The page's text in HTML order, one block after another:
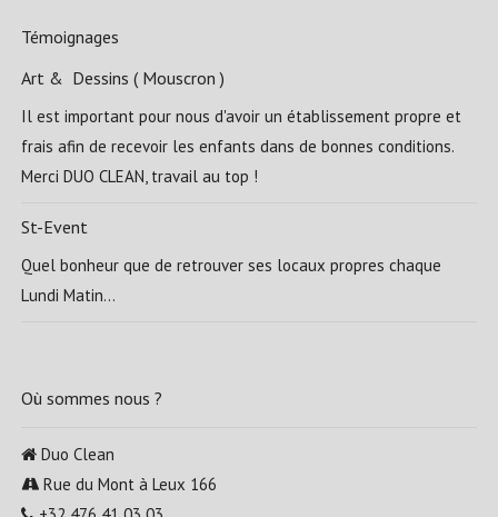
Témoignages
Art & Dessins ( Mouscron )
Il est important pour nous d'avoir un établissement propre et
frais afin de recevoir les enfants dans de bonnes conditions.
Merci DUO CLEAN, travail au top !
St-Event
Quel bonheur que de retrouver ses locaux propres chaque
Lundi Matin...
Où sommes nous ?
Duo Clean
Rue du Mont à Leux 166